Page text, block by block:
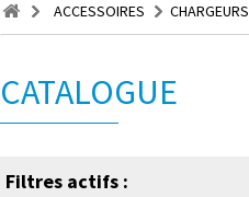
ACCESSOIRES CHARGEURS
CATALOGUE
Filtres actifs :